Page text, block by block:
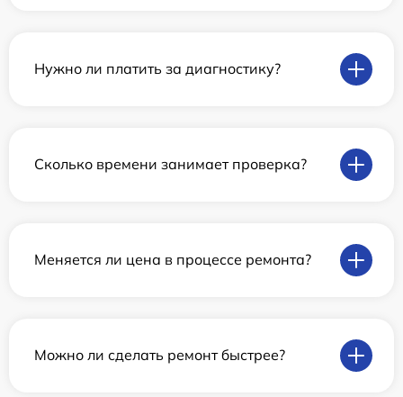
Нужно ли платить за диагностику?
Сколько времени занимает проверка?
Меняется ли цена в процессе ремонта?
Можно ли сделать ремонт быстрее?